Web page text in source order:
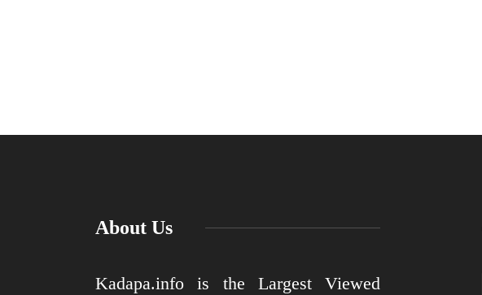
About Us
Kadapa.info is the Largest Viewed